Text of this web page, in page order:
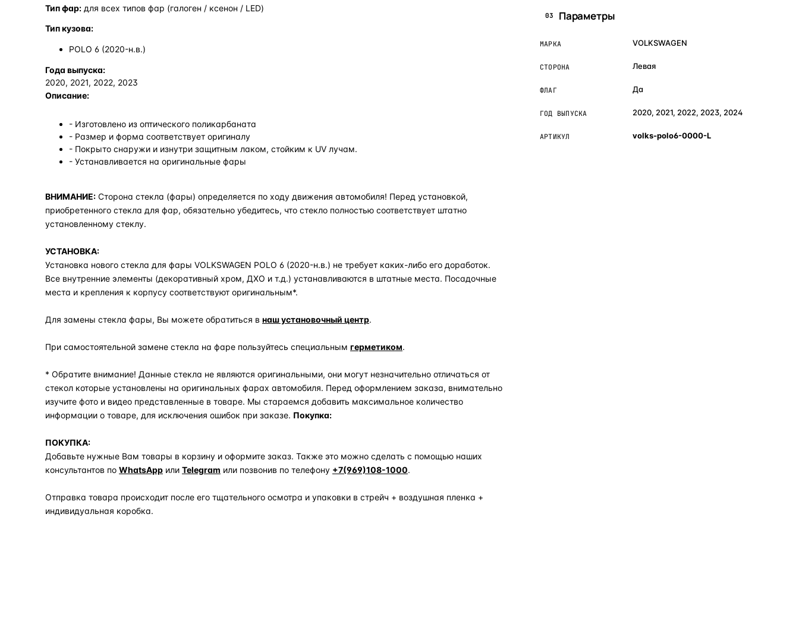
Тип фар: для всех типов фар (галоген / ксенон / LED)
Тип кузова:
POLO 6 (2020-н.в.)
Года выпуска:
2020, 2021, 2022, 2023
Описание:
- Изготовлено из оптического поликарбаната
- Размер и форма соответствует оригиналу
- Покрыто снаружи и изнутри защитным лаком, стойким к UV лучам.
- Устанавливается на оригинальные фары
ВНИМАНИЕ: Сторона стекла (фары) определяется по ходу движения автомобиля! Перед установкой,
приобретенного стекла для фар, обязательно убедитесь, что стекло полностью соответствует штатно
установленному стеклу.
УСТАНОВКА:
Установка нового стекла для фары VOLKSWAGEN POLO 6 (2020-н.в.) не требует каких-либо его доработок.
Все внутренние элементы (декоративный хром, ДХО и т.д.) устанавливаются в штатные места. Посадочные
места и крепления к корпусу соответствуют оригинальным*.
Для замены стекла фары, Вы можете обратиться в наш установочный центр.
При самостоятельной замене стекла на фаре пользуйтесь специальным герметиком.
* Обратите внимание! Данные стекла не являются оригинальными, они могут незначительно отличаться от
стекол которые установлены на оригинальных фарах автомобиля. Перед оформлением заказа, внимательно
изучите фото и видео представленные в товаре. Мы стараемся добавить максимальное количество
информации о товаре, для исключения ошибок при заказе. Покупка:
ПОКУПКА:
Добавьте нужные Вам товары в корзину и оформите заказ. Также это можно сделать с помощью наших
консультантов по WhatsApp или Telegram или позвонив по телефону +7(969)108-1000.
Отправка товара происходит после его тщательного осмотра и упаковки в стрейч + воздушная пленка +
индивидуальная коробка.
03 Параметры
МАРКА VOLKSWAGEN
СТОРОНА Левая
ФЛАГ Да
ГОД ВЫПУСКА 2020, 2021, 2022, 2023, 2024
АРТИКУЛ volks-polo6-0000-L